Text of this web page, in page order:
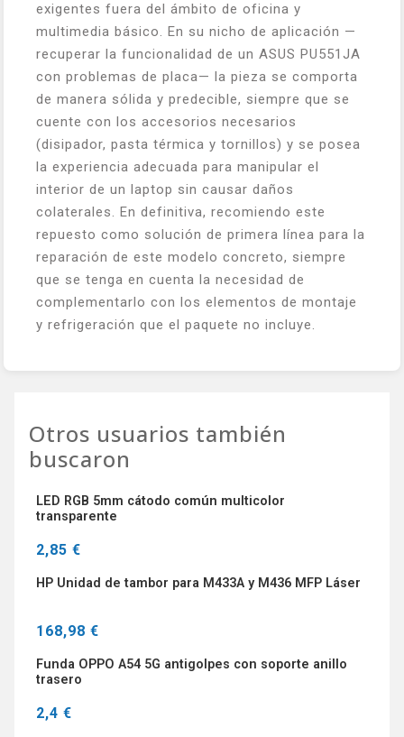
exigentes fuera del ámbito de oficina y
multimedia básico. En su nicho de aplicación —
recuperar la funcionalidad de un ASUS PU551JA
con problemas de placa— la pieza se comporta
de manera sólida y predecible, siempre que se
cuente con los accesorios necesarios
(disipador, pasta térmica y tornillos) y se posea
la experiencia adecuada para manipular el
interior de un laptop sin causar daños
colaterales. En definitiva, recomiendo este
repuesto como solución de primera línea para la
reparación de este modelo concreto, siempre
que se tenga en cuenta la necesidad de
complementarlo con los elementos de montaje
y refrigeración que el paquete no incluye.
Otros usuarios también
buscaron
LED RGB 5mm cátodo común multicolor
transparente
2,85 €
HP Unidad de tambor para M433A y M436 MFP Láser
168,98 €
Funda OPPO A54 5G antigolpes con soporte anillo
trasero
2,4 €